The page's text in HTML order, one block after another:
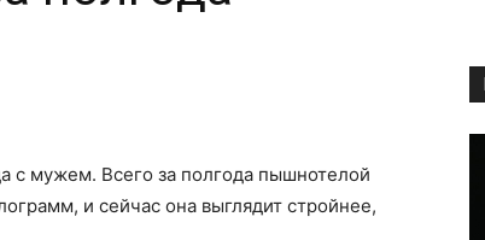
с мужем. Всего за полгода пышнотелой
и сейчас она выглядит стройнее,